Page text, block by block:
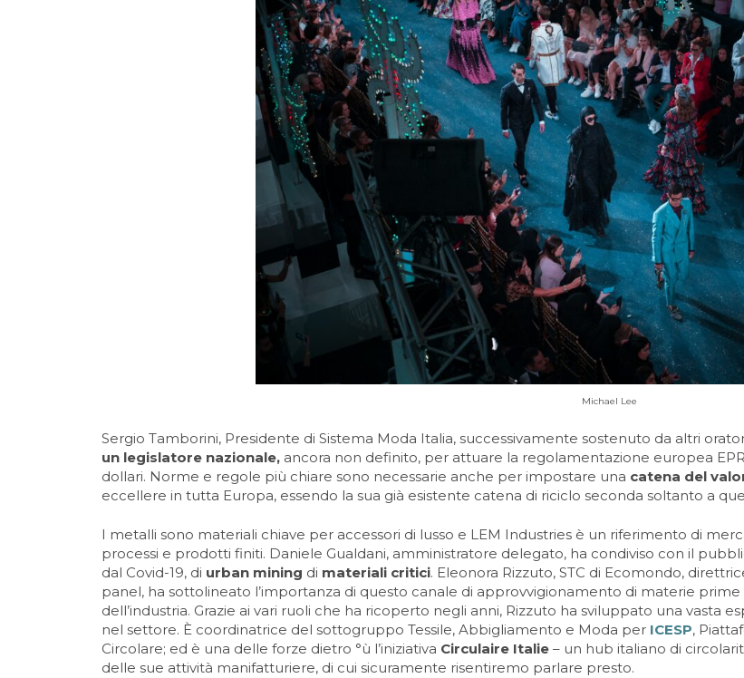
Michael Lee
Sergio Tamborini, Presidente di Sistema Moda Italia, successivamente sostenuto da altri
un legislatore nazionale, ancora non definito, per attuare la regolamentazione europea
dollari. Norme e regole più chiare sono necessarie anche per impostare una catena del
eccellere in tutta Europa, essendo la sua già esistente catena di riciclo seconda soltanto a
I metalli sono materiali chiave per accessori di lusso e LEM Industries è un riferimento di
processi e prodotti finiti. Daniele Gualdani, amministratore delegato, ha condiviso con il
dal Covid-19, di urban mining di materiali critici. Eleonora Rizzuto, STC di Ecomondo,
panel, ha sottolineato l’importanza di questo canale di approvvigionamento di materie
dell’industria. Grazie ai vari ruoli che ha ricoperto negli anni, Rizzuto ha sviluppato una vasta
nel settore. È coordinatrice del sottogruppo Tessile, Abbigliamento e Moda per ICESP,
Circolare; ed è una delle forze dietro °ù l’iniziativa Circulaire Italie – un hub italiano di
delle sue attività manifatturiere, di cui sicuramente risentiremo parlare presto.